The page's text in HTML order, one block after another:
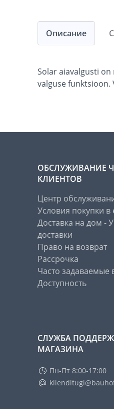
Описание
Solar aiavalgusti on
valguse funktsioon.
ОБСЛУЖИВАНИЕ
КЛИЕНТОВ
Центр
Условия покупки в
Доставка на дом -
доставки
Право на возврат
Рассрочка
Часто задаваемые
Доступность
СЛУЖБА
МАГАЗИНА
Пн-Пт 8:00-17:00